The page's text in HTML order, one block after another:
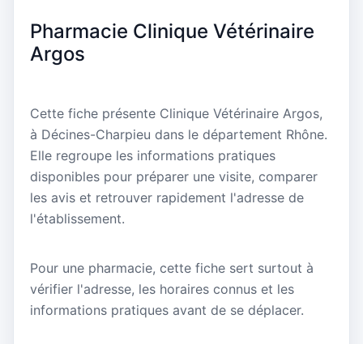
Pharmacie Clinique Vétérinaire
Argos
Cette fiche présente Clinique Vétérinaire Argos,
à Décines-Charpieu dans le département Rhône.
Elle regroupe les informations pratiques
disponibles pour préparer une visite, comparer
les avis et retrouver rapidement l'adresse de
l'établissement.
Pour une pharmacie, cette fiche sert surtout à
vérifier l'adresse, les horaires connus et les
informations pratiques avant de se déplacer.